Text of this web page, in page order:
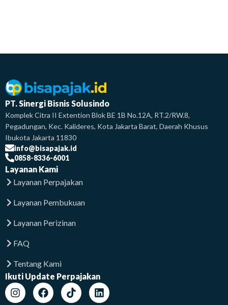
PT. Sinergi Bisnis Solusindo
Komplek Citra II Extention Blok BE 1B No.12A, RT.2/RW.8,
Pegadungan, Kec. Kalideres, Kota Jakarta Barat, Daerah Khusus
Ibukota Jakarta 11830
info@bisapajak.id
0858-8336-6001
Layanan Kami
Layanan Perpajakan
Layanan Pembukuan
Layanan Perizinan
FAQ
Tentang Kami
Ikuti Update Perpajakan